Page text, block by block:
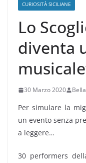
CURIOSITÀ SICILIANE
Lo
diventa
30 Marzo 2020
Per simulare la
un evento senza
a leggere…
30 performers